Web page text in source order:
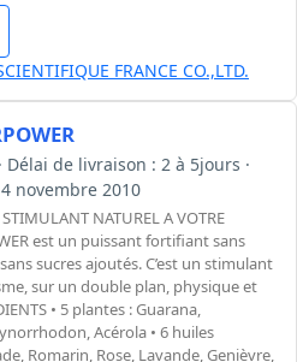
FRANCE CO.,LTD.
Délai de livraison : 2 à 5jours ·
novembre 2010
NATUREL A VOTRE
est un puissant fortifiant sans
sucres ajoutés. C’est un stimulant
sur un double plan, physique et
• 5 plantes : Guarana,
Acérola • 6 huiles
Romarin, Rose, Lavande, Genièvre,